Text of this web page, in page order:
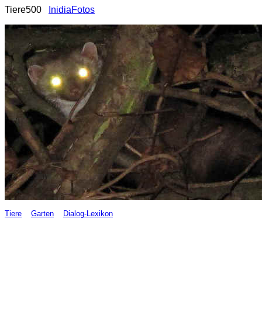
Tiere500 InidiaFotos
Tiere Garten Dialog-Lexikon